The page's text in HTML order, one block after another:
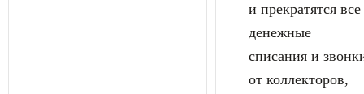
и прекратятся все
денежные
списания и
от коллекторов,